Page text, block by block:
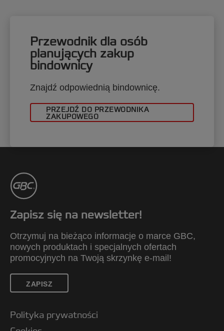
Przewodnik dla osób
planujących zakup
bindownicy
Znajdź odpowiednią bindownicę.
PRZEJDŹ DO PRZEWODNIKA
ZAKUPOWEGO
Zapisz się na newsletter!
Otrzymuj na bieżąco informacje o marce GBC,
nowych produktach i specjalnych ofertach
promocyjnych na Twoją skrzynkę e-mail!
ZAPISZ
Polityka prywatności